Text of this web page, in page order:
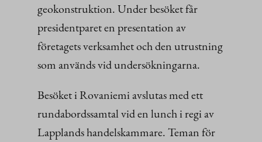
geokonstruktion. Under besöket får
presidentparet en presentation av
företagets verksamhet och den utrustning
som används vid undersökningarna.
Besöket i Rovaniemi avslutas med ett
rundabordssamtal vid en lunch i regi av
Lapplands handelskammare. Teman för